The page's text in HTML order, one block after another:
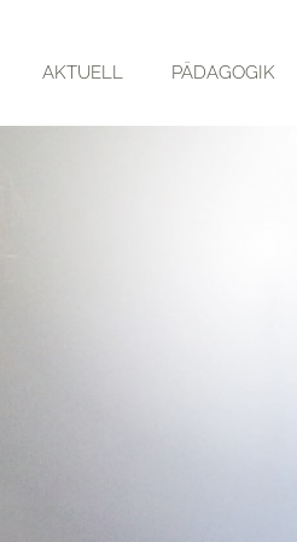
AKTUELL PÄDAGOGIK